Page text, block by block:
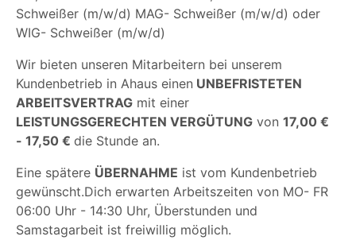
Schweißer (m/w/d) MAG- Schweißer (m/w/d) oder
WIG- Schweißer (m/w/d)
Wir bieten unseren Mitarbeitern bei unserem
Kundenbetrieb in Ahaus einen UNBEFRISTETEN
ARBEITSVERTRAG mit einer
LEISTUNGSGERECHTEN VERGÜTUNG von 17,00 €
- 17,50 € die Stunde an.
Eine spätere ÜBERNAHME ist vom Kundenbetrieb
gewünscht.Dich erwarten Arbeitszeiten von MO- FR
06:00 Uhr - 14:30 Uhr, Überstunden und
Samstagarbeit ist freiwillig möglich.